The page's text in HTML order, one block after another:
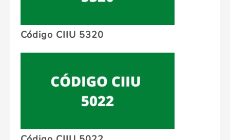
Código CIIU 5320